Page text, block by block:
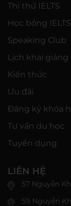
Thi thử IELTS
Học bổng
Speaking Club
Lịch khai giảng
Kiến thức
Ưu đãi
Đăng ký khóa
Tư vấn du học
Tuyển dụng
LIÊN HỆ
57 Nguyễn
59 Nguyễn